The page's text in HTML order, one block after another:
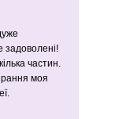
задоволені!
частин.
моя